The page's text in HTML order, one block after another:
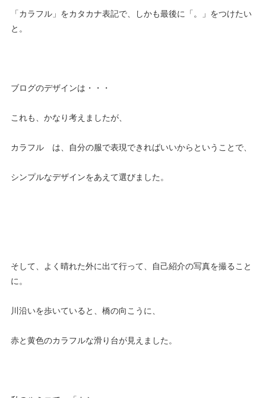
「カラフル」をカタカナ表記で、しかも最後に「。」をつけたい
と。
ブログのデザインは・・・
これも、かなり考えましたが、
カラフル は、自分の服で表現できればいいからということで、
シンプルなデザインをあえて選びました。
そして、よく晴れた外に出て行って、自己紹介の写真を撮ること
に。
川沿いを歩いていると、橋の向こうに、
赤と黄色のカラフルな滑り台が見えました。